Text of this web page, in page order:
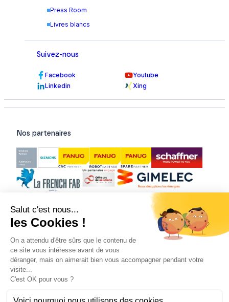
Press Room
Livres blancs
Suivez-nous
Facebook
Youtube
Linkedin
Xing
Nos partenaires
Nos certifications